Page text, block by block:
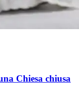
Chiesa chiusa